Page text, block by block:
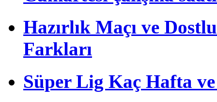
Hazırlık Maçı ve
Farkları
Süper Lig Kaç Hafta